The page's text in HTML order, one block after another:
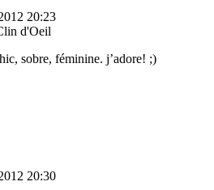
20:23
d'Oeil
sobre, féminine. j’adore! ;)
20:30